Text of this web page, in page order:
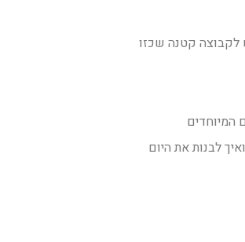
לקבוצה קטנה שכזו
המיוחדים
לבנות את היום